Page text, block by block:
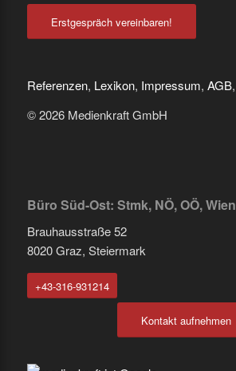
Erstgespräch vereinbaren!
Referenzen, Lexikon, Impressum, AGB,
© 2026 Medienkraft GmbH
Büro Süd-Ost: Stmk, NÖ, OÖ, Wien
Brauhausstraße 52
8020 Graz, Steiermark
+43-316-931214
Kontakt aufnehmen